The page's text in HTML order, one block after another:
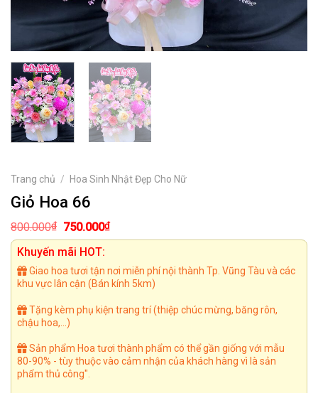
Trang chủ / Hoa Sinh Nhật Đẹp Cho Nữ
Giỏ Hoa 66
800.000₫
Giá
gốc
là:
800.000₫.
750.000₫Giá
hiện
750.000₫.
Khuyến mãi HOT:
Giao hoa tươi tận nơi miễn phí nội thành Tp. Vũng Tàu và các
khu vực lân cận (Bán kính 5km)
Tặng kèm phụ kiện trang trí (thiệp chúc mừng, băng rôn,
chậu hoa,...)
Sản phẩm Hoa tươi thành phẩm có thể gần giống với mẫu
80-90% - tùy thuộc vào cảm nhận của khách hàng vì là sản
phẩm thủ công".